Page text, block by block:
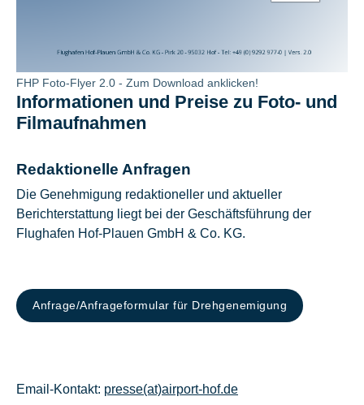
FHP Foto-Flyer 2.0 - Zum Download anklicken!
Informationen und Preise zu Foto- und
Filmaufnahmen
Redaktionelle Anfragen
Die Genehmigung redaktioneller und aktueller
Berichterstattung liegt bei der Geschäftsführung der
Flughafen Hof-Plauen GmbH & Co. KG.
Anfrage/Anfrageformular für Drehgenemigung
Email-Kontakt: presse(at)airport-hof.de